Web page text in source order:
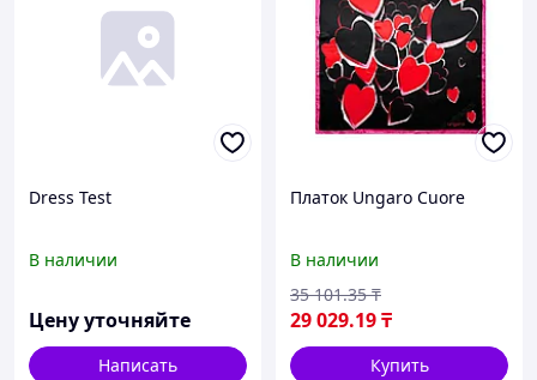
Dress Test
В наличии
Цену уточняйте
Написать
Платок Ungaro Cuore
В наличии
29 029.19₸
35 101.35 ₸
Купить